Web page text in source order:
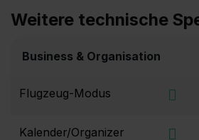
Weitere technische
Business & Organisation
Flugzeug-Modus
Kalender/Organizer